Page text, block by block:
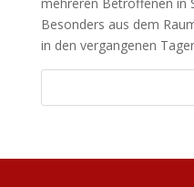
mehreren Betroffenen in
Besonders aus dem
in den vergangenen